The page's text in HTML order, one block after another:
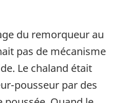
du remorqueur au
pas de mécanisme
Le chaland était
pousseur par des